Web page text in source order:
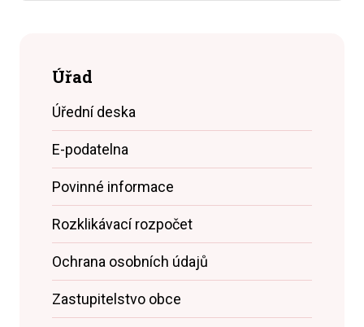
Úřad
Úřední deska
E-podatelna
Povinné informace
Rozklikávací rozpočet
Ochrana osobních údajů
Zastupitelstvo obce